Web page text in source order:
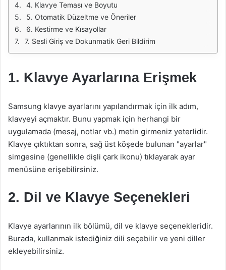
4. Klavye Teması ve Boyutu
5. Otomatik Düzeltme ve Öneriler
6. Kestirme ve Kısayollar
7. Sesli Giriş ve Dokunmatik Geri Bildirim
1. Klavye Ayarlarına Erişmek
Samsung klavye ayarlarını yapılandırmak için ilk adım,
klavyeyi açmaktır. Bunu yapmak için herhangi bir
uygulamada (mesaj, notlar vb.) metin girmeniz yeterlidir.
Klavye çıktıktan sonra, sağ üst köşede bulunan "ayarlar"
simgesine (genellikle dişli çark ikonu) tıklayarak ayar
menüsüne erişebilirsiniz.
2. Dil ve Klavye Seçenekleri
Klavye ayarlarının ilk bölümü, dil ve klavye seçenekleridir.
Burada, kullanmak istediğiniz dili seçebilir ve yeni diller
ekleyebilirsiniz.